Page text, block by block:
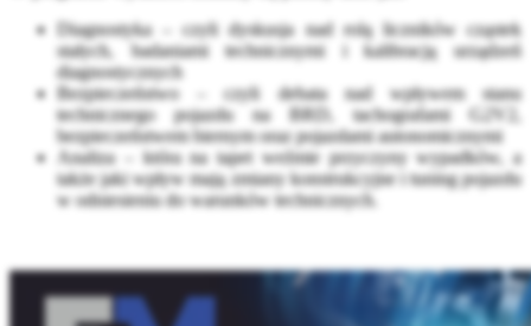
Diagnostyka – czyli dyskusja nad rolą liczników cząstek
stałych, badaniami technicznymi i kalibracją urządzeń
diagnostycznych
Bezpieczeństwo – czyli debata nad wpływem stanu
technicznego pojazdu na BRD, tachografami G2V2,
bezpieczeństwem biernym oraz pojazdami autonomicznymi
Analiza – która na tapet weźmie przyczyny wypadków, a
także jaki wpływ mają zmiany konstrukcyjne i tuning pojazdu
w odniesieniu do warunków technicznych.